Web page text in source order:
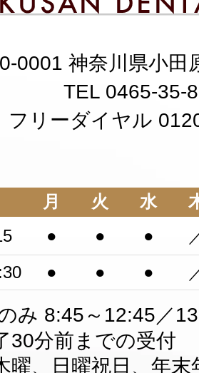
0001 神奈川県小田
TEL 0465-35-
フリーダイヤル
月 火 水
● ● ●
● ● ●
み 8:45～12:45／
30分前までの受付
曜、日曜祝日、年